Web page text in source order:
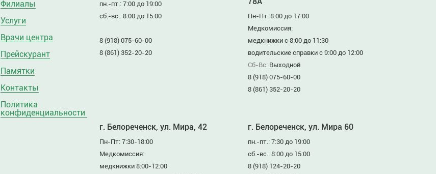
Филиалы
Услуги
Врачи центра
Прейскурант
Памятки
Контакты
Политика
конфиденциальности
пн.-пт.: 7:00 до 19:00
сб.-вс.: 8:00 до 15:00
8 (918) 075-60-00
8 (861) 352-20-20
Пн-Пт: 8:00 до 17:00
Медкомиссия:
медкнижки с 8:00 до 11:30
водительские справки с 9:00 до 12:00
Сб-Вс: Выходной
8 (918) 075-60-00
8 (861) 352-20-20
г. Белореченск, ул. Мира, 42
Пн-Пт: 7:30-18:00
Медкомиссия:
медкнижки 8:00-12:00
г. Белореченск, ул. Мира 60
пн.-пт.: 7:30 до 19:00
сб.-вс.: 8:00 до 15:00
8 (918) 124-20-20